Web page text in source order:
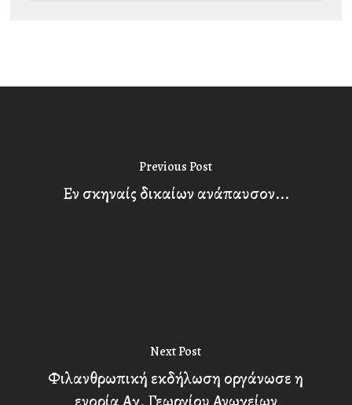
Previous Post
Εν σκηναίς δικαίων ανάπαυσον...
Next Post
Φιλανθρωπική εκδήλωση οργάνωσε η